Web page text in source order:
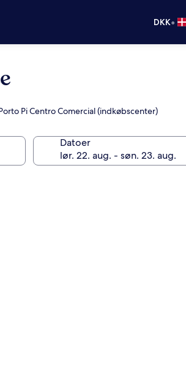
DKK•
Pi Centro Comercial (indkøbscenter)
Datoer